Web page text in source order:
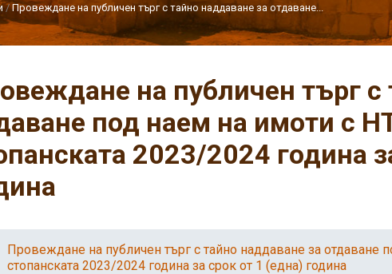
Провеждане на публичен търг с тайно наддаване за отдаване...
на публичен търг с
под наем на имоти с
2023/2024 година
Провеждане на публичен търг с тайно наддаване за
стопанската 2023/2024 година за срок от 1 (една) година